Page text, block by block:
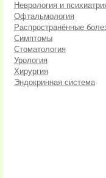
Неврология и
Офтальмология
Распространённые
Симптомы
Стоматология
Урология
Хирургия
Эндокринная система